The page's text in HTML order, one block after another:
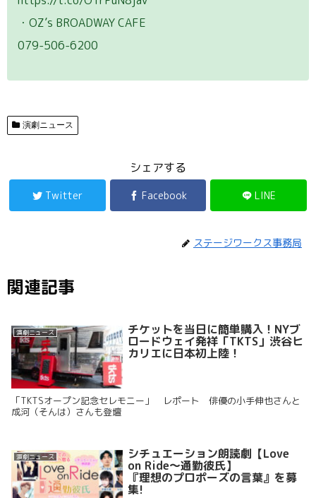
・OZ’s BROADWAY CAFE
079-506-6200
演劇ニュース
シェアする
Twitter Facebook LINE
ステージワークス事務局
関連記事
演劇ニュース チケットを当日に簡単購入！NYブ
ロードウェイ発祥「TKTS」渋谷ヒ
カリエに日本初上陸！
「TKTSオープン記念セレモニー」 レポート 俳優の小手伸也さんと
成河（そんは）さんも登壇
演劇ニュース シチュエーション朗読劇【Love
on Ride～通勤彼氏】
『理想のプロポーズの言葉』を募
集!